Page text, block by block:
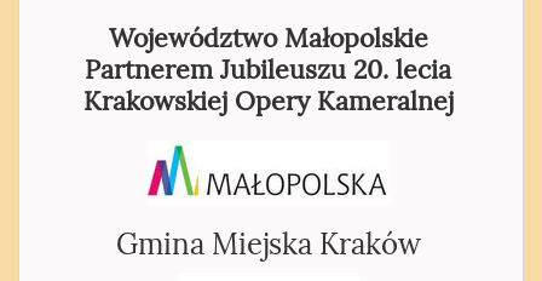
Województwo Małopolskie
Partnerem Jubileuszu 20. lecia
Krakowskiej Opery Kameralnej
Gmina Miejska Kraków